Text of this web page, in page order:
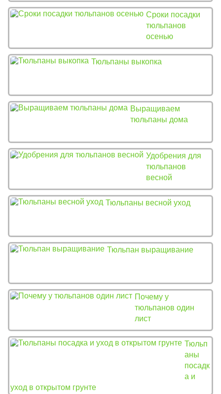
Сроки посадки
тюльпанов
осенью
Тюльпаны выкопка
Выращиваем
тюльпаны дома
Удобрения для
тюльпанов
весной
Тюльпаны весной уход
Тюльпан выращивание
Почему у
тюльпанов один
лист
Тюльп
аны
посадк
а и
уход в открытом грунте